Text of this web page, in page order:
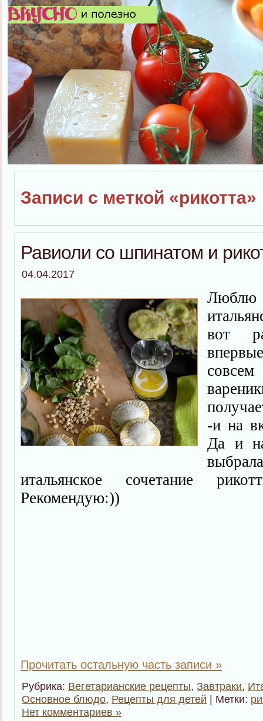
Записи с меткой «рикотта»
Равиоли со шпинатом и
04.04.2017
вот
-и на
Да и
итальянское сочетание
Рекомендую:))
Прочитать остальную часть записи »
Рубрика: Вегетарианские рецепты, Завтраки,
Основное блюдо, Рецепты для детей | Метки:
Нет комментариев »